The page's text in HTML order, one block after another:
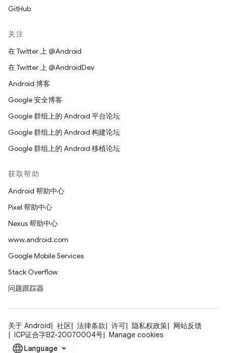
GitHub
关注
在 Twitter 上 @Android
在 Twitter 上 @AndroidDev
Android 博客
Google 安全博客
Google 群组上的 Android 平台论坛
Google 群组上的 Android 构建论坛
Google 群组上的 Android 移植论坛
获取帮助
Android 帮助中心
Pixel 帮助中心
Nexus 帮助中心
www.android.com
Google Mobile Services
Stack Overflow
问题跟踪器
关于 Android 社区 法律条款 许可 隐私权政策
网站反馈
ICP证合字B2-20070004号
Manage cookies